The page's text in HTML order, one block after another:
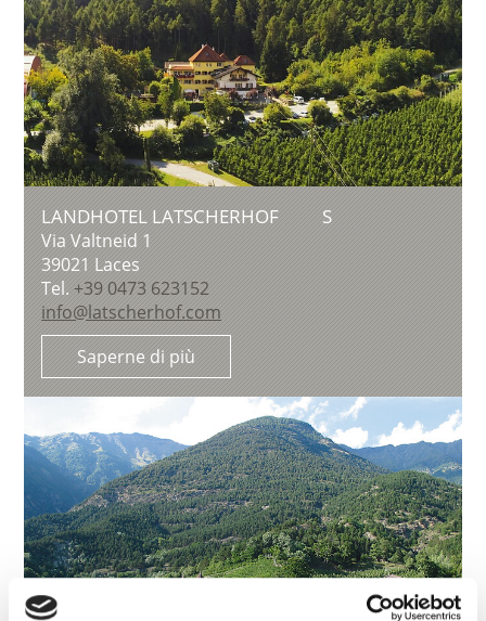
LANDHOTEL LATSCHERHOF S
Via Valtneid 1
39021 Laces
Tel.+39 0473 623152
info@latscherhof.com
Saperne di più